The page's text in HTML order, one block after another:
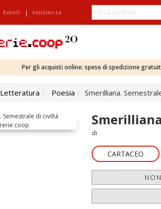
Eventi | Assistenza
Per gli acquisti online: spese di spedizione
Letteratura Poesia Smerilliana.
di
CARTACEO